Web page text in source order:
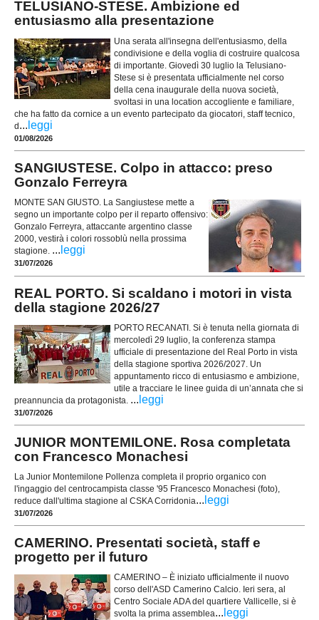
TELUSIANO-STESE. Ambizione ed
entusiasmo alla presentazione
Una serata all'insegna dell'entusiasmo, della
condivisione e della voglia di costruire qualcosa
di importante. Giovedì 30 luglio la Telusiano-
Stese si è presentata ufficialmente nel corso
della cena inaugurale della nuova società,
svoltasi in una location accogliente e familiare,
che ha fatto da cornice a un evento partecipato da giocatori, staff tecnico,
d... leggi
01/08/2026
SANGIUSTESE. Colpo in attacco: preso
Gonzalo Ferreyra
MONTE SAN GIUSTO. La Sangiustese mette a
segno un importante colpo per il reparto offensivo:
Gonzalo Ferreyra, attaccante argentino classe
2000, vestirà i colori rossoblù nella prossima
stagione. ... leggi
31/07/2026
REAL PORTO. Si scaldano i motori in vista
della stagione 2026/27
PORTO RECANATI. Si è tenuta nella giornata di
mercoledì 29 luglio, la conferenza stampa
ufficiale di presentazione del Real Porto in vista
della stagione sportiva 2026/2027. Un
appuntamento ricco di entusiasmo e ambizione,
utile a tracciare le linee guida di un’annata che si
preannuncia da protagonista. ... leggi
31/07/2026
JUNIOR MONTEMILONE. Rosa completata
con Francesco Monachesi
La Junior Montemilone Pollenza completa il proprio organico con
l'ingaggio del centrocampista classe '95 Francesco Monachesi (foto),
reduce dall'ultima stagione al CSKA Corridonia... leggi
31/07/2026
CAMERINO. Presentati società, staff e
progetto per il futuro
CAMERINO – È iniziato ufficialmente il nuovo
corso dell'ASD Camerino Calcio. Ieri sera, al
Centro Sociale ADA del quartiere Vallicelle, si è
svolta la prima assemblea... leggi